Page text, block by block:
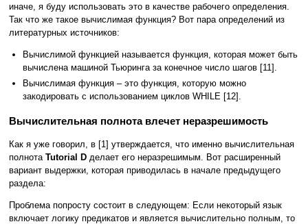
иначе, я буду использовать это в качестве рабочего определения.
Так что же такое вычислимая функция? Вот пара определений из
литературных источников:
Вычислимой функцией называется функция, которая может быть
вычислена машиной Тьюринга за конечное число шагов [11].
Вычислимая функция – это функция, которую можно
закодировать с использованием циклов WHILE [12].
Вычислительная полнота влечет неразрешимость
Как я уже говорил, в [1] утверждается, что именно вычислительная
полнота Tutorial D делает его неразрешимым. Вот расширенный
вариант выдержки, которая приводилась в начале предыдущего
раздела:
Проблема попросту состоит в следующем: Если некоторый язык
включает логику предикатов и является вычислительно полным, то